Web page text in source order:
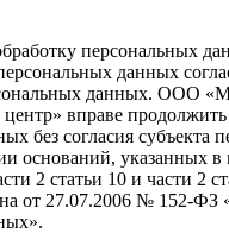
персональных
данных
данных. ООО
вправе
без согласия субъекта
оснований, указанных в
2 статьи 10 и части 2
от 27.07.2006 № 152-ФЗ